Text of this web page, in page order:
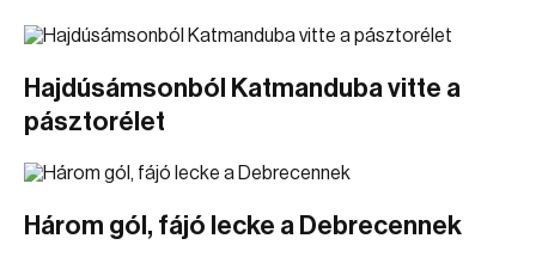
Hajdúsámsonból Katmanduba vitte a
pásztorélet
Három gól, fájó lecke a Debrecennek